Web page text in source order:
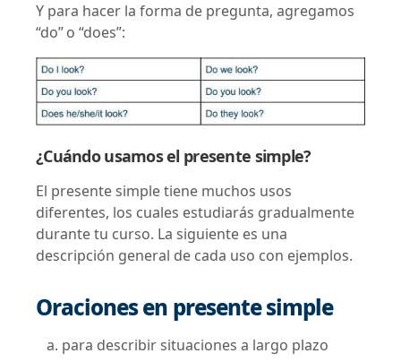
Y para hacer la forma de pregunta, agregamos
“do” o “does”:
¿Cuándo usamos el presente simple?
El presente simple tiene muchos usos
diferentes, los cuales estudiarás gradualmente
durante tu curso. La siguiente es una
descripción general de cada uso con ejemplos.
Oraciones en presente simple
a. para describir situaciones a largo plazo